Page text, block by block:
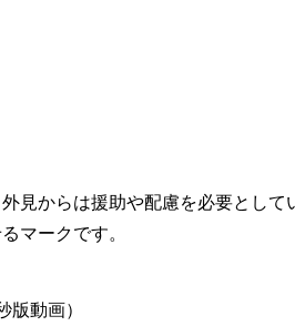
見からは援助や配慮を必要として
マークです。
版動画）